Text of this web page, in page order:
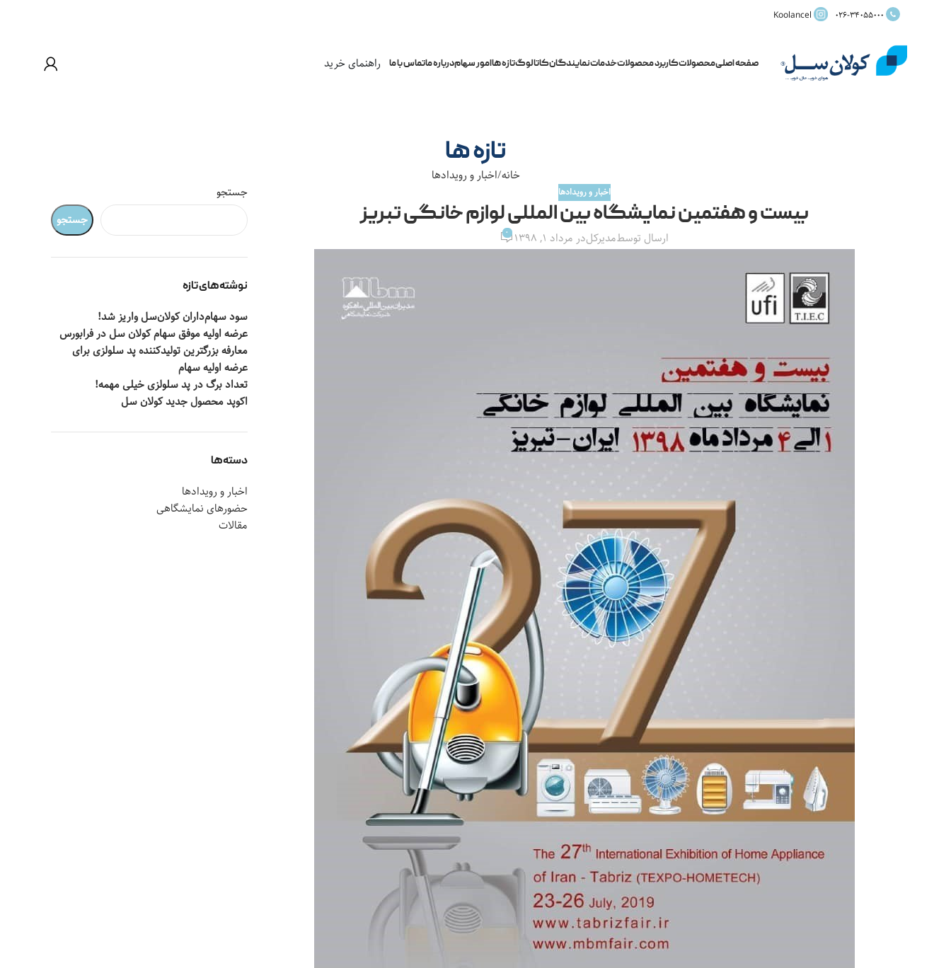
صفحه اصلیمحصولاتکاربرد محصولاتخدماتنمایندگانکاتالوگتازه هاامور سهامدرباره ماتماس با ما راهنمای خرید
تازه ها
خانه اخبار و رویدادها
اخبار و رویدادها
بیست و هفتمین نمایشگاه بین المللی لوازم خانگی تبریز
ارسال توسطمدیرکلدر مرداد ۱, ۱۳۹۸ 0
جستجو
جستجو
نوشته‌های تازه
سود سهام‌داران کولان‌سل واریز شد!
عرضه اولیه موفق سهام کولان سل در فرابورس
معارفه بزرگترین تولیدکننده پد سلولزی برای
عرضه اولیه سهام
تعداد برگ در پد سلولزی خیلی مهمه!
اکوپد محصول جدید کولان‌ سل
دسته‌ها
اخبار و رویدادها
حضورهای نمایشگاهی
مقالات